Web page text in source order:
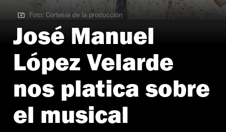
Foto: Cortesía de la producción
Foto: Cortesía de la producción
José Manuel
López Velarde
nos platica sobre
el musical